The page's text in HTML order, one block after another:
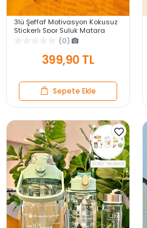
3lü Şeffaf Motivasyon Kokusuz
Stickerlı Spor Suluk Matara
Pipetli Taşınabilir Su Şişesi Soft
(0)
399,90 TL
Sepete Ekle